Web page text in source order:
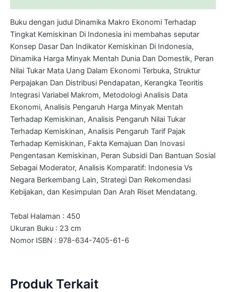
Buku dengan judul Dinamika Makro Ekonomi Terhadap
Tingkat Kemiskinan Di Indonesia ini membahas seputar
Konsep Dasar Dan Indikator Kemiskinan Di Indonesia,
Dinamika Harga Minyak Mentah Dunia Dan Domestik, Peran
Nilai Tukar Mata Uang Dalam Ekonomi Terbuka, Struktur
Perpajakan Dan Distribusi Pendapatan, Kerangka Teoritis
Integrasi Variabel Makrom, Metodologi Analisis Data
Ekonomi, Analisis Pengaruh Harga Minyak Mentah
Terhadap Kemiskinan, Analisis Pengaruh Nilai Tukar
Terhadap Kemiskinan, Analisis Pengaruh Tarif Pajak
Terhadap Kemiskinan, Fakta Kemajuan Dan Inovasi
Pengentasan Kemiskinan, Peran Subsidi Dan Bantuan Sosial
Sebagai Moderator, Analisis Komparatif: Indonesia Vs
Negara Berkembang Lain, Strategi Dan Rekomendasi
Kebijakan, dan Kesimpulan Dan Arah Riset Mendatang.
Tebal Halaman : 450
Ukuran Buku : 23 cm
Nomor ISBN : 978-634-7405-61-6
Produk Terkait